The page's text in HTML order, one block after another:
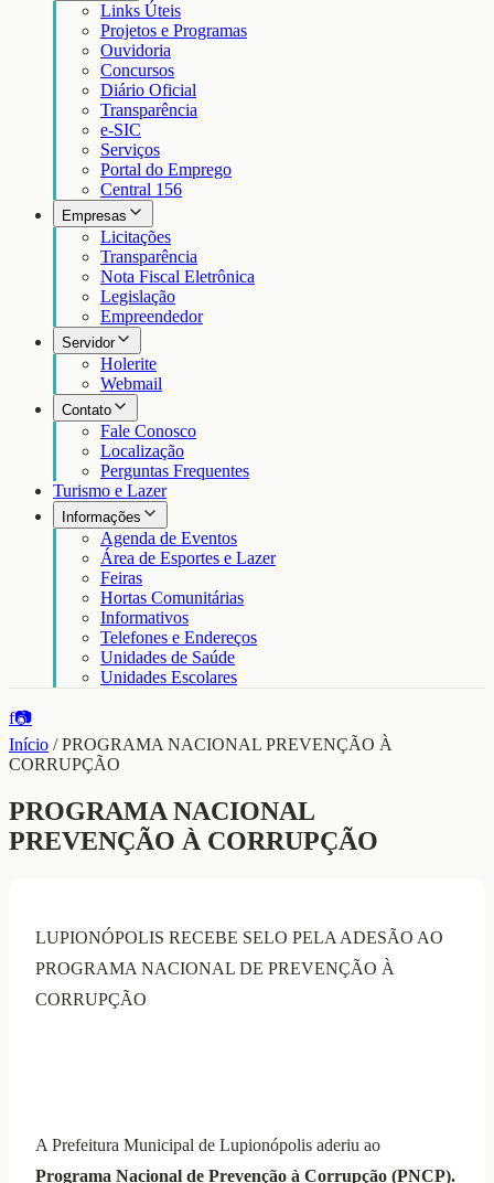
Links Úteis
Projetos e Programas
Ouvidoria
Concursos
Diário Oficial
Transparência
e-SIC
Serviços
Portal do Emprego
Central 156
Empresas
Licitações
Transparência
Nota Fiscal Eletrônica
Legislação
Empreendedor
Servidor
Holerite
Webmail
Contato
Fale Conosco
Localização
Perguntas Frequentes
Turismo e Lazer
Informações
Agenda de Eventos
Área de Esportes e Lazer
Feiras
Hortas Comunitárias
Informativos
Telefones e Endereços
Unidades de Saúde
Unidades Escolares
f📷
Início /PROGRAMA NACIONAL PREVENÇÃO À
CORRUPÇÃO
PROGRAMA NACIONAL
PREVENÇÃO À CORRUPÇÃO
LUPIONÓPOLIS RECEBE SELO PELA ADESÃO AO
PROGRAMA NACIONAL DE PREVENÇÃO À
CORRUPÇÃO
A Prefeitura Municipal de Lupionópolis aderiu ao
Programa Nacional de Prevenção à Corrupção (PNCP).